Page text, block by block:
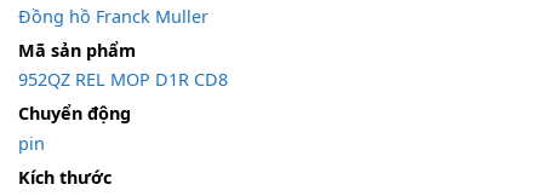
Đồng hồ Franck Muller
Mã sản phẩm
952QZ REL MOP D1R CD8
Chuyển động
pin
Kích thước